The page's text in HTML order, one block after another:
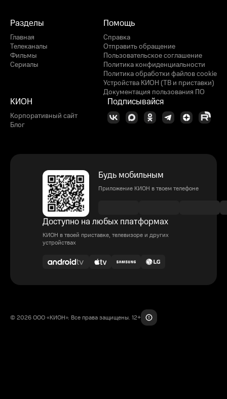
Разделы
Главная
Телеканалы
Фильмы
Сериалы
Помощь
Справка
Отправить обращение
Пользовательское соглашение
Политика конфиденциальности
Политика обработки файлов cookie
Устройства КИОН (ТВ и приставки)
Документация пользования ПО
КИОН
Корпоративный сайт
Блог
Подписывайся
Будь мобильным
Приложение КИОН в твоем телефоне
Доступно на любых платформах
КИОН в твоей приставке, телевизоре и других
устройствах
© 2026 ООО «КИОН». Все права защищены. 12+